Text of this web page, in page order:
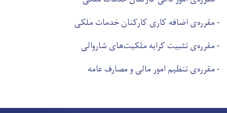
-مقرره‌ی اضافه کاری کارکنان خدمات ملکی
-مقرره‌ی تثبیت کرایه ملکیت‌های شاروالی
-مقرره‌ی تنظیم امور مالی و مصارف عامه